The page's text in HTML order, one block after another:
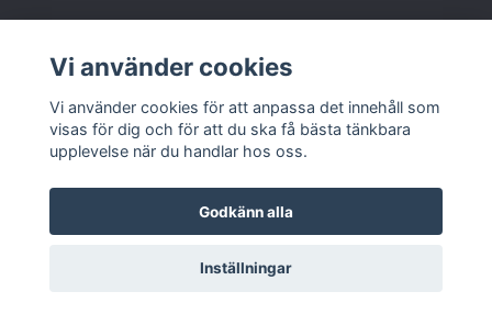
Sociala medier
© 2026 Hörnells AB
Vi använder cookies
Vi använder cookies för att anpassa det innehåll som
visas för dig och för att du ska få bästa tänkbara
upplevelse när du handlar hos oss.
Godkänn alla
Inställningar